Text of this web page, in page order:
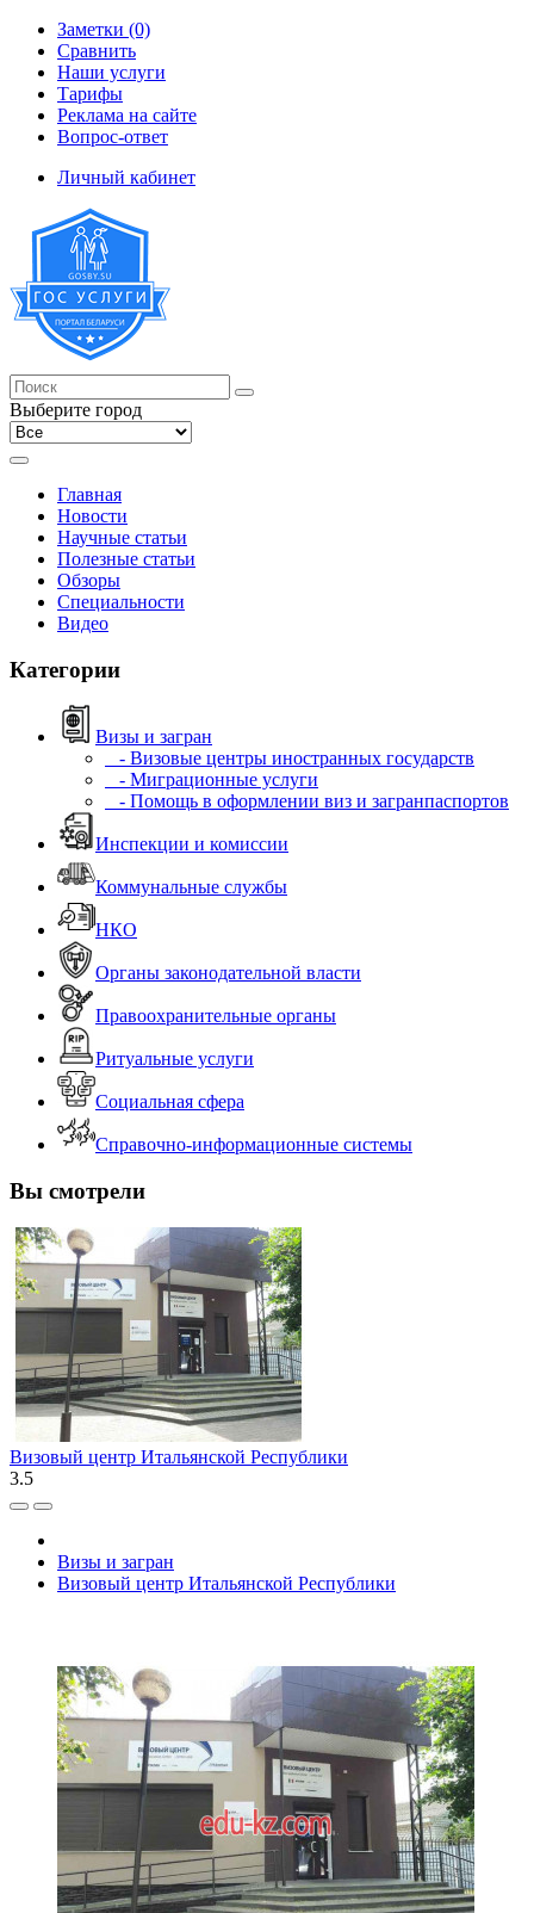
Заметки (0)
Сравнить
Наши услуги
Тарифы
Реклама на сайте
Вопрос-ответ
Личный кабинет
Выберите город
Главная
Новости
Научные статьи
Полезные статьи
Обзоры
Специальности
Видео
Категории
Визы и загран
- Визовые центры иностранных государств
- Миграционные услуги
- Помощь в оформлении виз и загранпаспортов
Инспекции и комиссии
Коммунальные службы
НКО
Органы законодательной власти
Правоохранительные органы
Ритуальные услуги
Социальная сфера
Справочно-информационные системы
Вы смотрели
Визовый центр Итальянской Республики
3.5
Визы и загран
Визовый центр Итальянской Республики